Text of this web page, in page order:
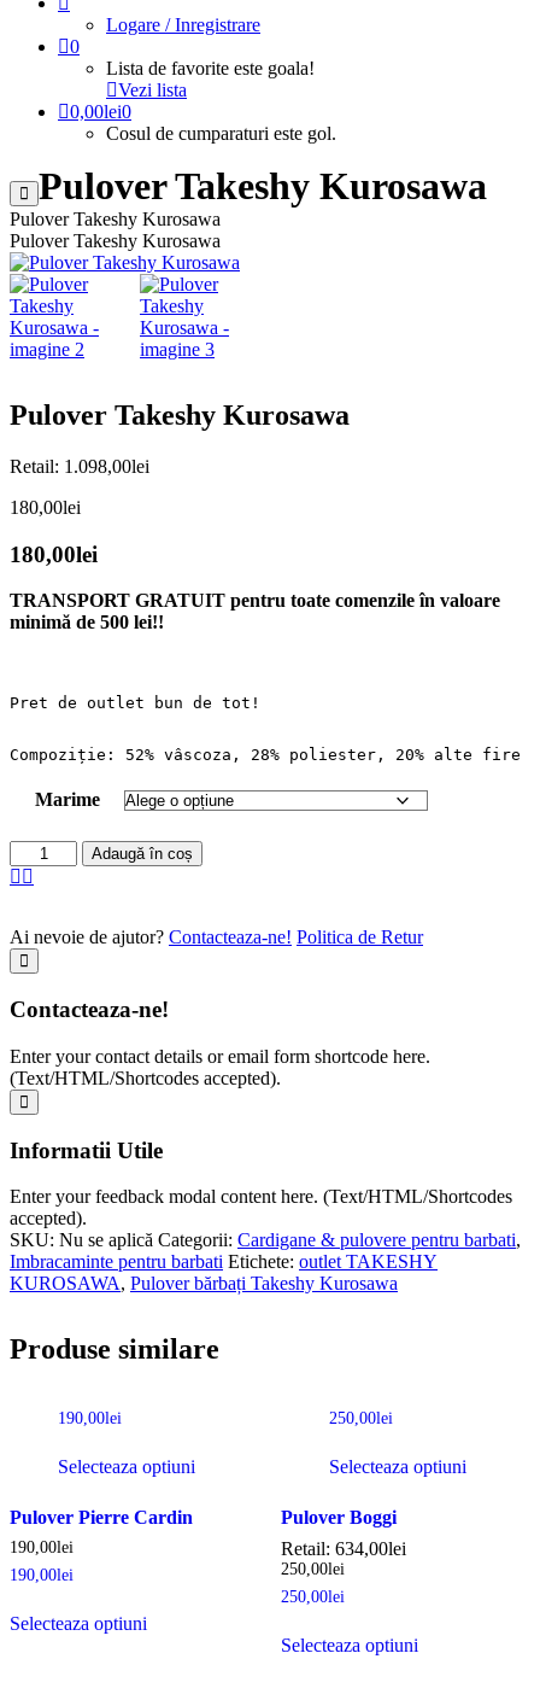
Logare / Inregistrare
0
Lista de favorite este goala!
Vezi lista
0,00lei0
Cosul de cumparaturi este gol.
Pulover Takeshy Kurosawa
Pulover Takeshy Kurosawa
Pulover Takeshy Kurosawa
Pulover Takeshy Kurosawa
Retail: 1.098,00lei
180,00lei
180,00lei
TRANSPORT GRATUIT pentru toate comenzile în valoare
minimă de 500 lei!!
Compoziție
Marime
Pulover
Takeshy
Adaugă în coș
Ai nevoie de ajutor? Contacteaza-ne! Politica de Retur
Contacteaza-ne!
Enter your contact details or email form shortcode here.
(Text/HTML/Shortcodes accepted).
Informatii Utile
Enter your feedback modal content here. (Text/HTML/Shortcodes
accepted).
SKU: Nu se aplică Categorii: Cardigane & pulovere pentru barbati,
Imbracaminte pentru barbati Etichete: outlet TAKESHY
KUROSAWA, Pulover bărbați Takeshy Kurosawa
Produse similare
190,00lei
Selecteaza optiuni
Pulover Pierre Cardin
190,00lei
190,00lei
Selecteaza optiuni
250,00lei
Selecteaza optiuni
Pulover Boggi
Retail: 634,00lei
250,00lei
250,00lei
Selecteaza optiuni